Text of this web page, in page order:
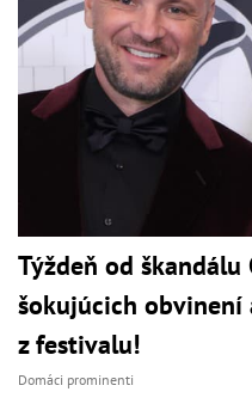
Týždeň od škandálu
šokujúcich obvinení
z festivalu!
Domáci prominenti